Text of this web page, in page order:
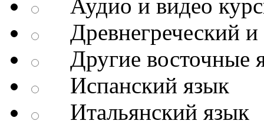
Аудио и видео
Древнегреческий и
Другие восточные
Испанский язык
Итальянский язык